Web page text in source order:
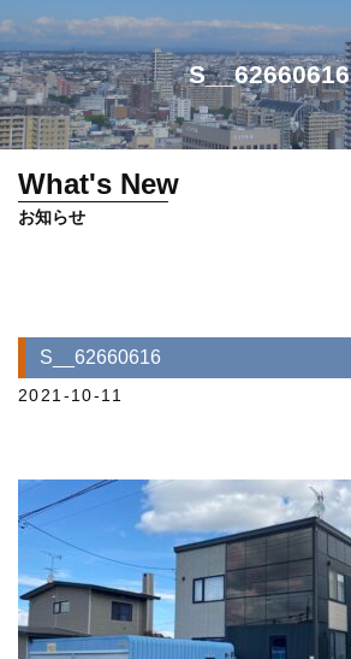
S__62660616
What's New
お知らせ
S__62660616
2021-10-11